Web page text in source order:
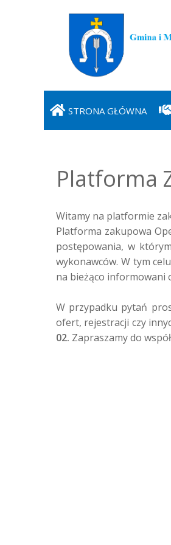
STRONA GŁÓWNA
Platforma
Witamy na platformie
Platforma zakupowa
postępowania, w
wykonawców. W tym
na bieżąco informowani
W przypadku pytań
ofert, rejestracji czy
02. Zapraszamy do